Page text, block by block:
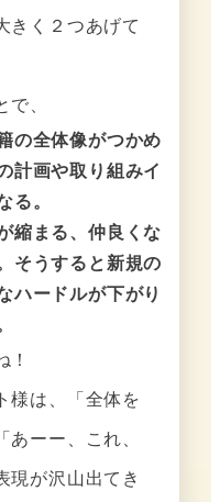
きく２つあげて
で、
の全体像がつかめ
計画や取り組みイ
る。
縮まる、仲良くな
そうすると新規の
ハードルが下がり
！
様は、「全体を
あーー、これ、
現が沢山出てき